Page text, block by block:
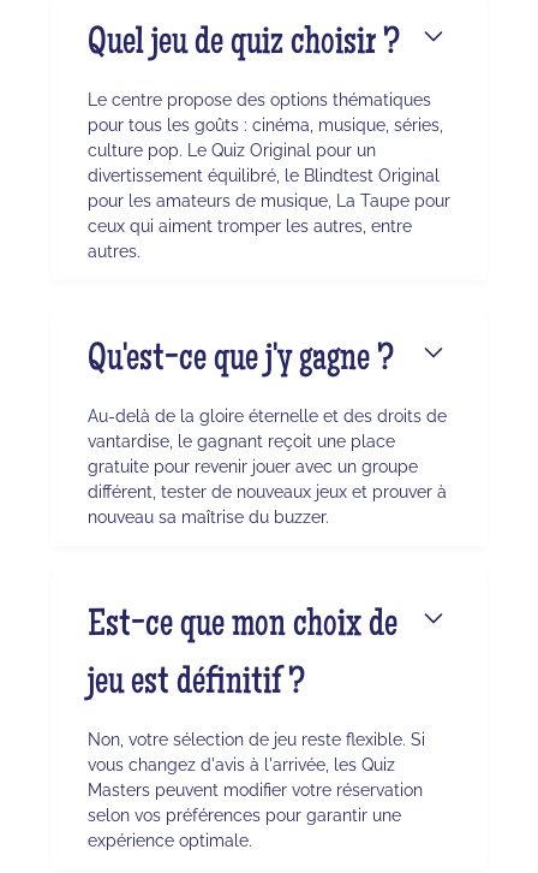
Quel jeu de quiz choisir ?
Le centre propose des options thématiques
pour tous les goûts : cinéma, musique, séries,
culture pop. Le Quiz Original pour un
divertissement équilibré, le Blindtest Original
pour les amateurs de musique, La Taupe pour
ceux qui aiment tromper les autres, entre
autres.
Qu'est-ce que j'y gagne ?
Au-delà de la gloire éternelle et des droits de
vantardise, le gagnant reçoit une place
gratuite pour revenir jouer avec un groupe
différent, tester de nouveaux jeux et prouver à
nouveau sa maîtrise du buzzer.
Est-ce que mon choix de
jeu est définitif ?
Non, votre sélection de jeu reste flexible. Si
vous changez d'avis à l'arrivée, les Quiz
Masters peuvent modifier votre réservation
selon vos préférences pour garantir une
expérience optimale.